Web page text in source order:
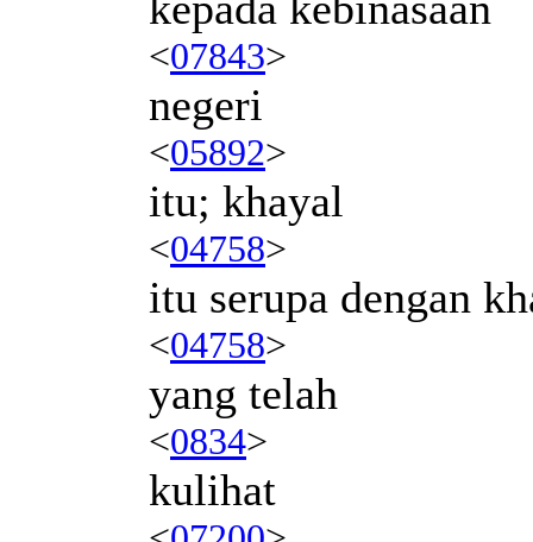
<07843>
negeri
<05892>
itu; khayal
<04758>
itu serupa dengan
<04758>
yang telah
<0834>
kulihat